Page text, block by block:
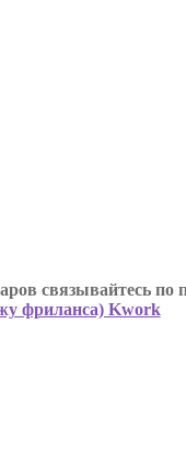
связывайтесь по
фриланса) Kwork